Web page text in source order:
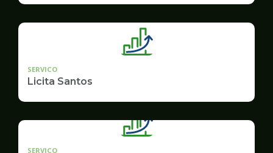
SERVICO
Licita Santos
SERVICO